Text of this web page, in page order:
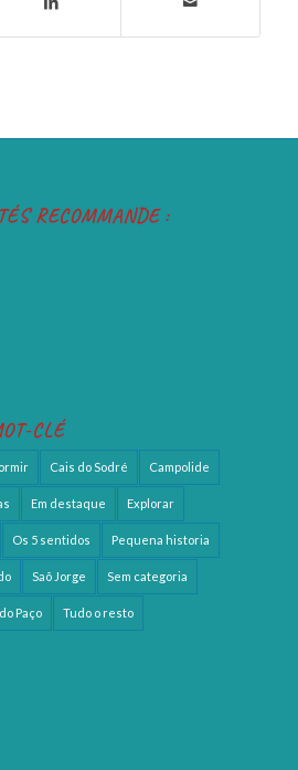
RECOMMANDE :
CLÉ
Cais do Sodré Campolide
Em destaque Explorar
Os 5 sentidos Pequena historia
Saõ Jorge Sem categoria
Paço Tudo o resto